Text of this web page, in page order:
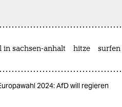
in sachsen-anhalt hitze surfen
2024: AfD will regieren